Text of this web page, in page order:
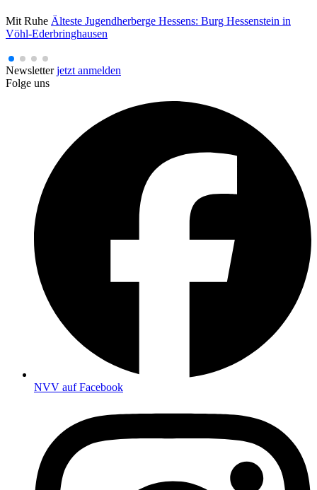
Mit Ruhe Älteste Jugendherberge Hessens: Burg Hessenstein in
Vöhl-Ederbringhausen
Newsletterjetzt anmelden
Folge uns
NVV auf Facebook